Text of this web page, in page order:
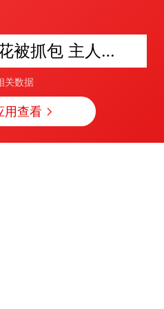
男孩组团摘花被抓包 主人耐心引导
关数据
用查看